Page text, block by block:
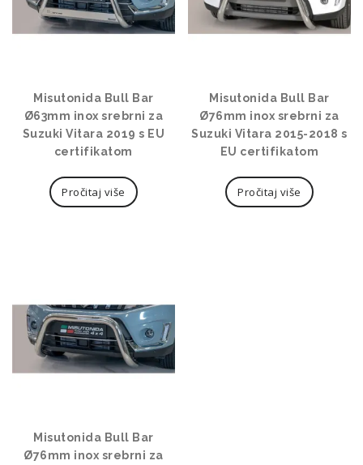
Misutonida Bull Bar
Ø63mm inox srebrni za
Suzuki Vitara 2019 s EU
certifikatom
Pročitaj više
Misutonida Bull Bar
Ø76mm inox srebrni za
Suzuki Vitara 2015-2018 s
EU certifikatom
Pročitaj više
Misutonida Bull Bar
Ø76mm inox srebrni za